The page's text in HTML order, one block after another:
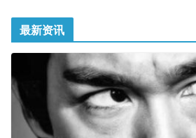
最新资讯